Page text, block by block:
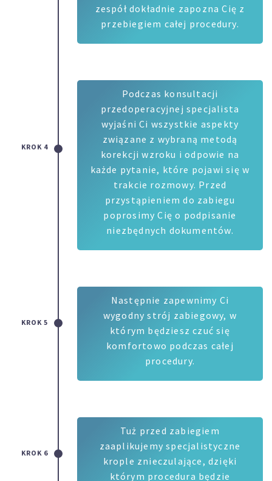
zespół dokładnie zapozna Cię z
przebiegiem całej procedury.
KROK 4
Podczas konsultacji
przedoperacyjnej specjalista
wyjaśni Ci wszystkie aspekty
związane z wybraną metodą
korekcji wzroku i odpowie na
każde pytanie, które pojawi się w
trakcie rozmowy. Przed
przystąpieniem do zabiegu
poprosimy Cię o podpisanie
niezbędnych dokumentów.
KROK 5
Następnie zapewnimy Ci
wygodny strój zabiegowy, w
którym będziesz czuć się
komfortowo podczas całej
procedury.
KROK 6
Tuż przed zabiegiem
zaaplikujemy specjalistyczne
krople znieczulające, dzięki
którym procedura będzie